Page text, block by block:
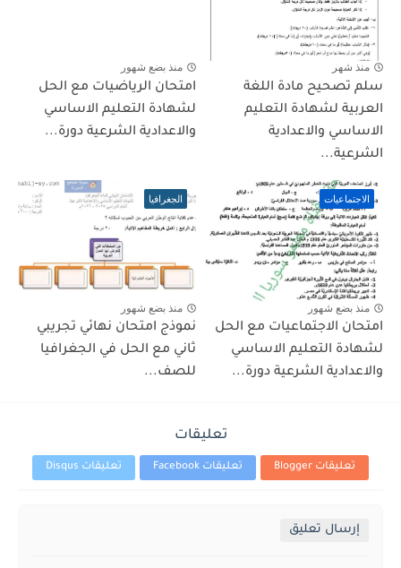
منذ شهر
سلم تصحيح مادة اللغة
العربية لشهادة التعليم
الاساسي والاعدادية
الشرعية...
منذ بضع شهور
امتحان الرياضيات مع الحل
لشهادة التعليم الاساسي
والاعدادية الشرعية دورة...
الاجتماعيات
منذ بضع شهور
امتحان الاجتماعيات مع الحل
لشهادة التعليم الاساسي
والاعدادية الشرعية دورة...
الجغرافيا
منذ بضع شهور
نموذج امتحان نهائي تجريبي
ثاني مع الحل في الجغرافيا
للصف...
تعليقات
تعليقات Blogger تعليقات Facebook تعليقات Disqus
إرسال تعليق